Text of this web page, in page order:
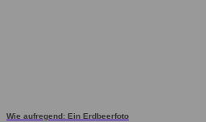
Wie aufregend: Ein Erdbeerfoto